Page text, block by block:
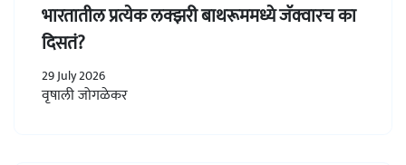
भारतातील प्रत्येक लक्झरी बाथरूममध्ये जॅक्वारच का
दिसतं?
29 July 2026
वृषाली जोगळेकर